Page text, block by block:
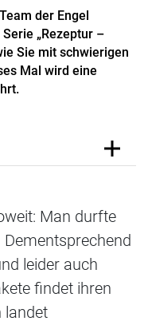
der Engel
„Rezeptur –
Sie mit schwierigen
Mal wird eine
Man durfte
leider auch
findet ihren
landet